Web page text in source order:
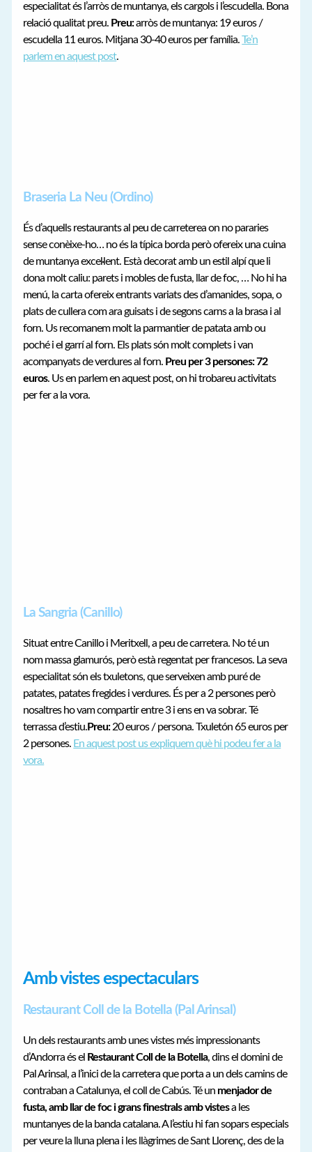
especialitat és l’arròs de muntanya, els cargols i l’escudella. Bona
relació qualitat preu. Preu:arròs de muntanya: 19 euros /
escudella 11 euros. Mitjana 30-40 euros per família.Te’n
parlem en aquest post.
Braseria La Neu (Ordino)
És d’aquells restaurants al peu de carreterea on no pararies
sense conèixe-ho… no és la típica borda però ofereix una cuina
de muntanya excel·lent. Està decorat amb un estil alpí que li
dona molt caliu: parets i mobles de fusta, llar de foc, … No hi ha
menú, la carta ofereix entrants variats des d’amanides, sopa, o
plats de cullera com ara guisats i de segons carns a la brasa i al
forn. Us recomanem molt la parmantier de patata amb ou
poché i el garrí al forn. Els plats són molt complets i van
acompanyats de verdures al forn. Preu per 3 persones: 72
euros. Us en parlem en aquest post, on hi trobareu activitats
per fer a la vora.
La Sangria (Canillo)
Situat entre Canillo i Meritxell, a peu de carretera. No té un
nom massa glamurós, però està regentat per francesos. La seva
especialitat són els txuletons, que serveixen amb puré de
patates, patates fregides i verdures. És per a 2 persones però
nosaltres ho vam compartir entre 3 i ens en va sobrar. Té
terrassa d’estiu.Preu:20 euros / persona. Txuletón 65 euros per
2 persones. En aquest post us expliquem què hi podeu fer a la
vora.
Amb vistes espectaculars
Restaurant Coll de la Botella (Pal Arinsal)
Un dels restaurants amb unes vistes més impressionants
d’Andorra és el Restaurant Coll de la Botella, dins el domini de
Pal Arinsal, a l’inici de la carretera que porta a un dels camins de
contraban a Catalunya, el coll de Cabús. Té un menjador de
fusta, amb llar de foc i grans finestrals amb vistesa les
muntanyes de la banda catalana. A l’estiu hi fan sopars especials
per veure la lluna plena i les llàgrimes de Sant Llorenç, des de la